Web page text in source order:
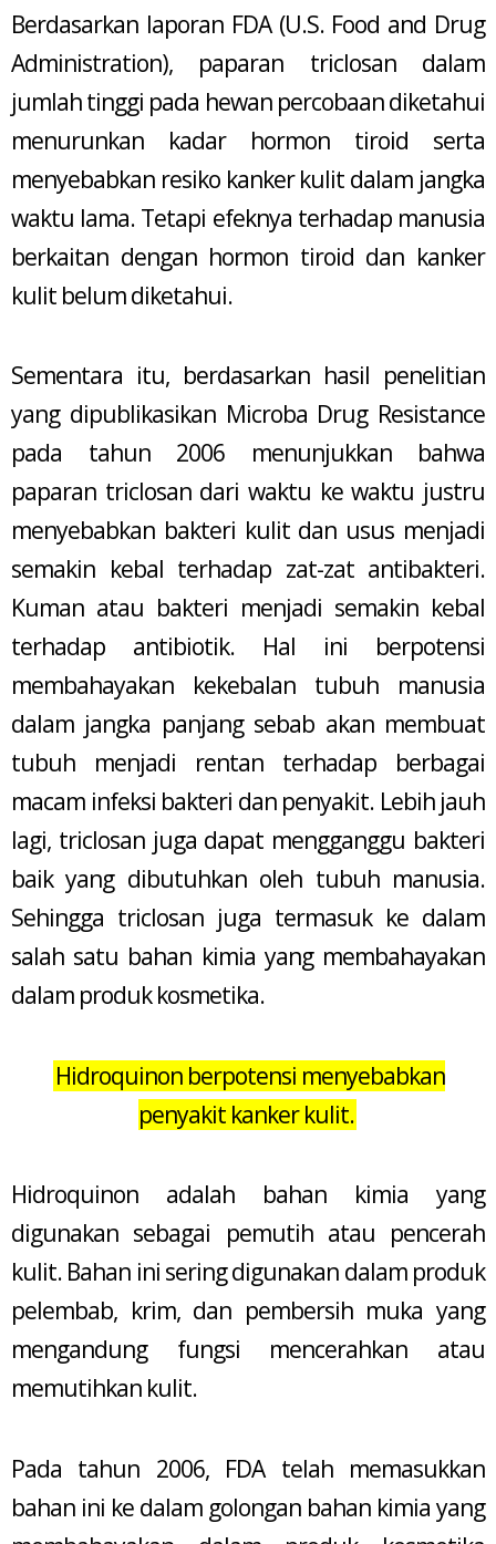
Berdasarkan laporan FDA (U.S. Food and Drug
Administration), paparan triclosan dalam
jumlah tinggi pada hewan percobaan diketahui
menurunkan kadar hormon tiroid serta
menyebabkan resiko kanker kulit dalam jangka
waktu lama. Tetapi efeknya terhadap manusia
berkaitan dengan hormon tiroid dan kanker
kulit belum diketahui.
Sementara itu, berdasarkan hasil penelitian
yang dipublikasikan Microba Drug Resistance
pada tahun 2006 menunjukkan bahwa
paparan triclosan dari waktu ke waktu justru
menyebabkan bakteri kulit dan usus menjadi
semakin kebal terhadap zat-zat antibakteri.
Kuman atau bakteri menjadi semakin kebal
terhadap antibiotik. Hal ini berpotensi
membahayakan kekebalan tubuh manusia
dalam jangka panjang sebab akan membuat
tubuh menjadi rentan terhadap berbagai
macam infeksi bakteri dan penyakit. Lebih jauh
lagi, triclosan juga dapat mengganggu bakteri
baik yang dibutuhkan oleh tubuh manusia.
Sehingga triclosan juga termasuk ke dalam
salah satu bahan kimia yang membahayakan
dalam produk kosmetika.
Hidroquinon berpotensi menyebabkan
penyakit kanker kulit.
Hidroquinon adalah bahan kimia yang
digunakan sebagai pemutih atau pencerah
kulit. Bahan ini sering digunakan dalam produk
pelembab, krim, dan pembersih muka yang
mengandung fungsi mencerahkan atau
memutihkan kulit.
Pada tahun 2006, FDA telah memasukkan
bahan ini ke dalam golongan bahan kimia yang